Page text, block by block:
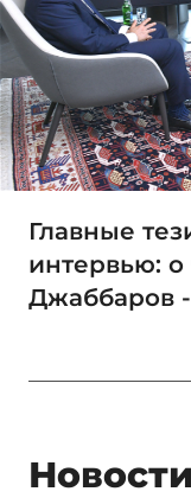
Главные
интервью:
Джаббаров